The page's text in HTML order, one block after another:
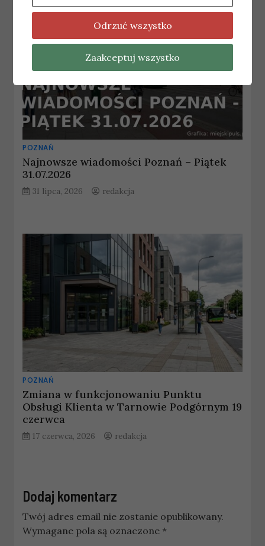
POZNAŃ
Najnowsze wiadomości Poznań – Piątek
31.07.2026
31 lipca, 2026 redakcja
POZNAŃ
Zmiana w funkcjonowaniu Punktu
Obsługi Klienta w Tarnowie Podgórnym 19
czerwca
17 czerwca, 2026 redakcja
Dodaj komentarz
Twój adres email nie zostanie opublikowany.
Wymagane pola są oznaczone *
Odrzuć wszystko
Zaakceptuj wszystko